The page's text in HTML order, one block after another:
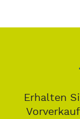
Erhalten